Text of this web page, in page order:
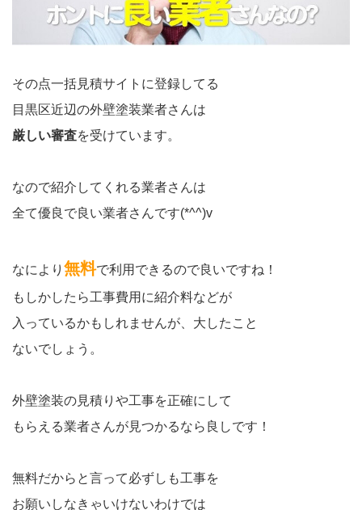
その点一括見積サイトに登録してる
目黒区近辺の外壁塗装業者さんは
厳しい審査を受けています。
なので紹介してくれる業者さんは
全て優良で良い業者さんです(*^^)v
なにより 無料で利用できるので良いですね！
もしかしたら工事費用に紹介料などが
入っているかもしれませんが、大したこと
ないでしょう。
外壁塗装の見積りや工事を正確にして
もらえる業者さんが見つかるなら良しです！
無料だからと言って必ずしも工事を
お願いしなきゃいけないわけでは